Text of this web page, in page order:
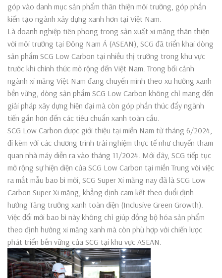
góp vào danh mục sản phẩm thân thiện môi trường, góp phần
kiến tạo ngành xây dựng xanh hơn tại Việt Nam.
Là doanh nghiệp tiên phong trong sản xuất xi măng thân thiện
với môi trường tại Đông Nam Á (ASEAN), SCG đã triển khai dòng
sản phẩm SCG Low Carbon tại nhiều thị trường trong khu vực
trước khi chính thức mở rộng đến Việt Nam. Trong bối cảnh
ngành xi măng Việt Nam đang chuyển mình theo xu hướng xanh
bền vững, dòng sản phẩm SCG Low Carbon không chỉ mang đến
giải pháp xây dựng hiện đại mà còn góp phần thúc đẩy ngành
tiến gần hơn đến các tiêu chuẩn xanh toàn cầu.
SCG Low Carbon được giới thiệu tại miền Nam từ tháng 6/2024,
đi kèm với các chương trình trải nghiệm thực tế như chuyến tham
quan nhà máy diễn ra vào tháng 11/2024. Mới đây, SCG tiếp tục
mở rộng sự hiện diện của SCG Low Carbon tại miền Trung với việc
ra mắt mẫu bao bì mới, SCG Super Xi măng nay đã là SCG Low
Carbon Super Xi măng, khẳng định cam kết theo đuổi định
hướng Tăng trưởng xanh toàn diện (Inclusive Green Growth).
Việc đổi mới bao bì này không chỉ giúp đồng bộ hóa sản phẩm
theo định hướng xi măng xanh mà còn phù hợp với chiến lược
phát triển bền vững của SCG tại khu vực ASEAN.